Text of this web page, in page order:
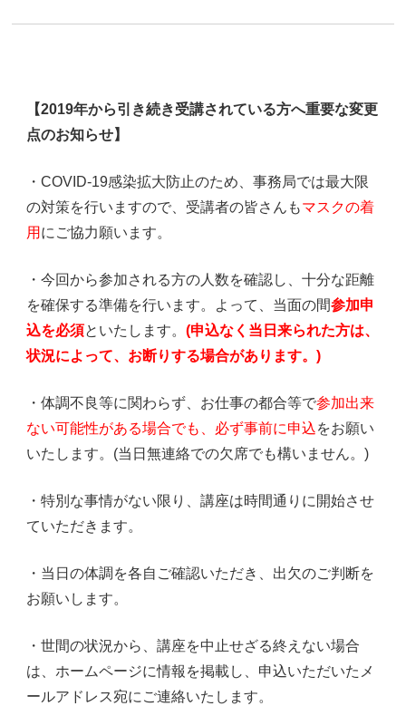
【2019年から引き続き受講されている方へ重要な変更
点のお知らせ】
・COVID-19感染拡大防止のため、事務局では最大限
の対策を行いますので、受講者の皆さんもマスクの着
用 にご協力願います。
・今回から参加される方の人数を確認し、十分な距離
を確保する準備を行います。よって、当面の間参加申
込を必須といたします。(申込なく当日来られた方は、
状況によって、お断りする場合があります。)
・体調不良等に関わらず、お仕事の都合等で参加出来
ない可能性がある場合でも、必ず事前に申込をお願い
いたします。(当日無連絡での欠席でも構いません。)
・特別な事情がない限り、講座は時間通りに開始させ
ていただきます。
・当日の体調を各自ご確認いただき、出欠のご判断を
お願いします。
・世間の状況から、講座を中止せざる終えない場合
は、ホームページに情報を掲載し、申込いただいたメ
ールアドレス宛にご連絡いたします。